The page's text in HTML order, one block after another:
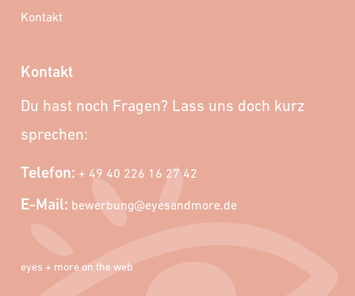
Kontakt
Kontakt
Du hast noch Fragen? Lass uns doch kurz
sprechen:
Telefon: + 49 40 226 16 27 42
E-Mail: bewerbung@eyesandmore.de
eyes + more on the web